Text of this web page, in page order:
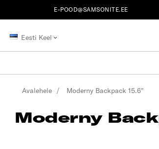
E-POOD@SAMSONITE.EE
Eesti Keel
Avalehele Moderny Backpack 15.6"
Moderny